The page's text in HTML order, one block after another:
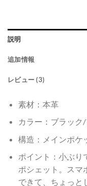
説明
追加情報
レビュー (3)
素材：本革
カラー：ブラック
構造：メインポケ
ポイント：小ぶり
ポシェット。スマ
できて、ちょっと